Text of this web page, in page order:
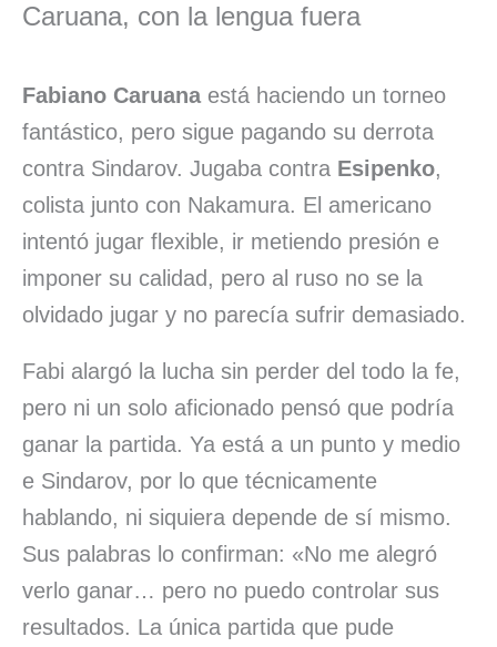
Caruana, con la lengua fuera
Fabiano Caruanaestá haciendo un torneo
fantástico, pero sigue pagando su derrota
contra Sindarov. Jugaba contra Esipenko,
colista junto con Nakamura. El americano
intentó jugar flexible, ir metiendo presión e
imponer su calidad, pero al ruso no se la
olvidado jugar y no parecía sufrir demasiado.
Fabi alargó la lucha sin perder del todo la fe,
pero ni un solo aficionado pensó que podría
ganar la partida. Ya está a un punto y medio
e Sindarov, por lo que técnicamente
hablando, ni siquiera depende de sí mismo.
Sus palabras lo confirman: «No me alegró
verlo ganar… pero no puedo controlar sus
resultados. La única partida que pude